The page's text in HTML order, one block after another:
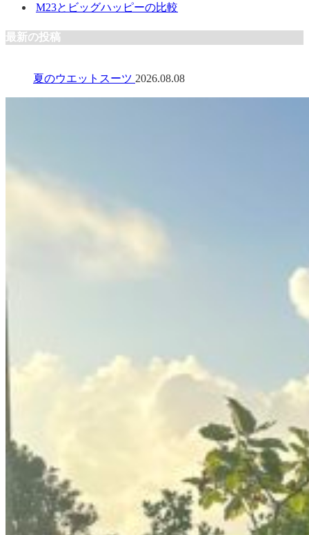
M23とビッグハッピーの比較
最新の投稿
夏のウエットスーツ 2026.08.08